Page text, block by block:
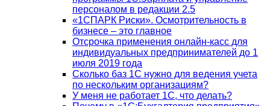
персоналом в редакции 2.5
«1СПАРК Риски». Осмотрительность в
бизнесе – это главное
Отсрочка применения онлайн-касс для
индивидуальных предпринимателей до 1
июля 2019 года
Сколько баз 1C нужно для ведения учета
по нескольким организациям?
У меня не работает 1С, что делать?